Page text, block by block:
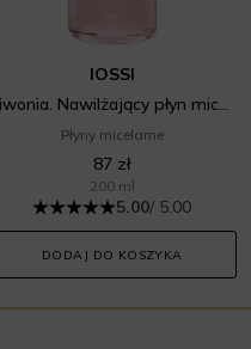
IOSSI
Piwonia. Nawilżający płyn micelarny
Płyny micelarne
87 zł
200 ml
5.00/ 5.00
DODAJ DO KOSZYKA